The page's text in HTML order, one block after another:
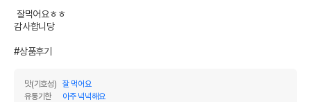
감사합니당
#상품후기
맛(기호성)
잘 먹어요
유통기한
아주 넉넉해요